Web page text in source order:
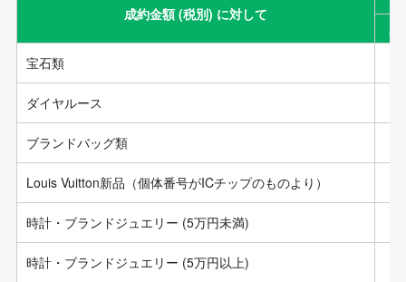
成約金額 (税別) に対して
宝石類
ダイヤルース
ブランドバッグ類
Louis Vuitton新品（個体番号がICチップのものより）
時計・ブランドジュエリー (5万円未満)
時計・ブランドジュエリー (5万円以上)